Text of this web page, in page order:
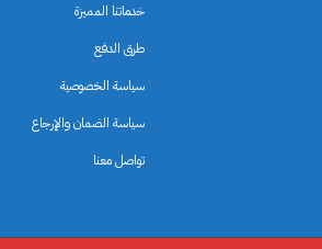
خدماتنا المميزة
طرق الدفع
سياسة الخصوصية
سياسة الضمان والإرجاع
تواصل معنا